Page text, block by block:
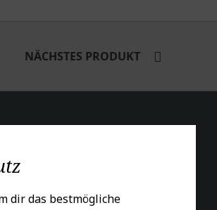
NÄCHSTES PRODUKT
dir das bestmögliche